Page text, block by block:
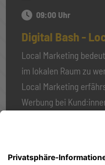
09:00 Uhr
Digital Bash -
Local Marketing
im lokalen Raum zu
Local Marketing
Werbung bei